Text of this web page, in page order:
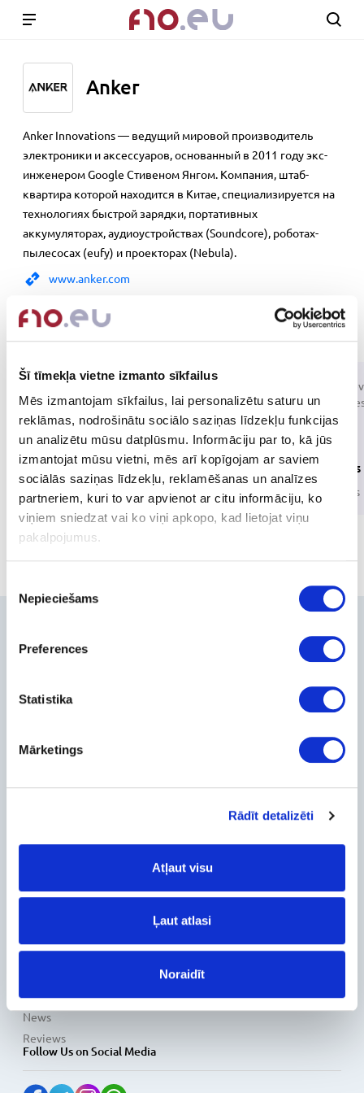
Šī tīmekļa vietne izmanto sīkfailus
Mēs izmantojam sīkfailus, lai personalizētu saturu un
reklāmas, nodrošinātu sociālo saziņas līdzekļu funkcijas
un analizētu mūsu datplūsmu. Informāciju par to, kā jūs
izmantojat mūsu vietni, mēs arī kopīgojam ar saviem
sociālās saziņas līdzekļu, reklamēšanas un analīzes
partneriem, kuri to var apvienot ar citu informāciju, ko
viņiem sniedzat vai ko viņi apkopo, kad lietojat viņu
pakalpojumus.
izvēle
Nepieciešams
Preferences
Statistika
Mārketings
Rādīt detalizēti
Atļaut visu
Ļaut atlasi
Noraidīt
Anker
Anker Innovations — ведущий мировой производитель
электроники и аксессуаров, основанный в 2011 году экс-
инженером Google Стивеном Янгом. Компания, штаб-
квартира которой находится в Китае, специализируется на
технологиях быстрой зарядки, портативных
аккумуляторах, аудиоустройствах (Soundcore), роботах-
пылесосах (eufy) и проекторах (Nebula).
www.anker.com
Objets connectés
speakers
4 products
Mobile
External
batteries
8 products
Call me back
About Us
Delivery and payment
Warranty and Refunds
Configuration Catalog
News
Reviews
Follow Us on Social Media